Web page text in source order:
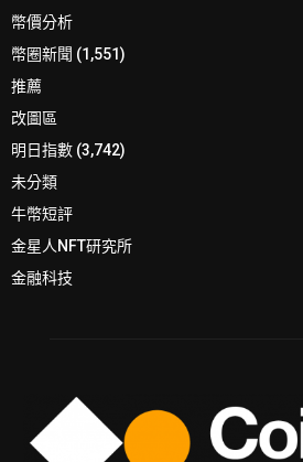
幣價分析
幣圈新聞 (1,551)
推薦
改圖區
明日指數 (3,742)
未分類
牛幣短評
金星人NFT研究所
金融科技